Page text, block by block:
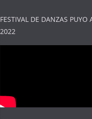
FESTIVAL DE DANZAS PUYO
2022